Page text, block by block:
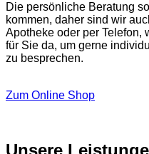
Die persönliche Beratung
kommen, daher sind wir
Apotheke oder per Telefon,
für Sie da, um gerne
zu besprechen.
Zum Online Shop